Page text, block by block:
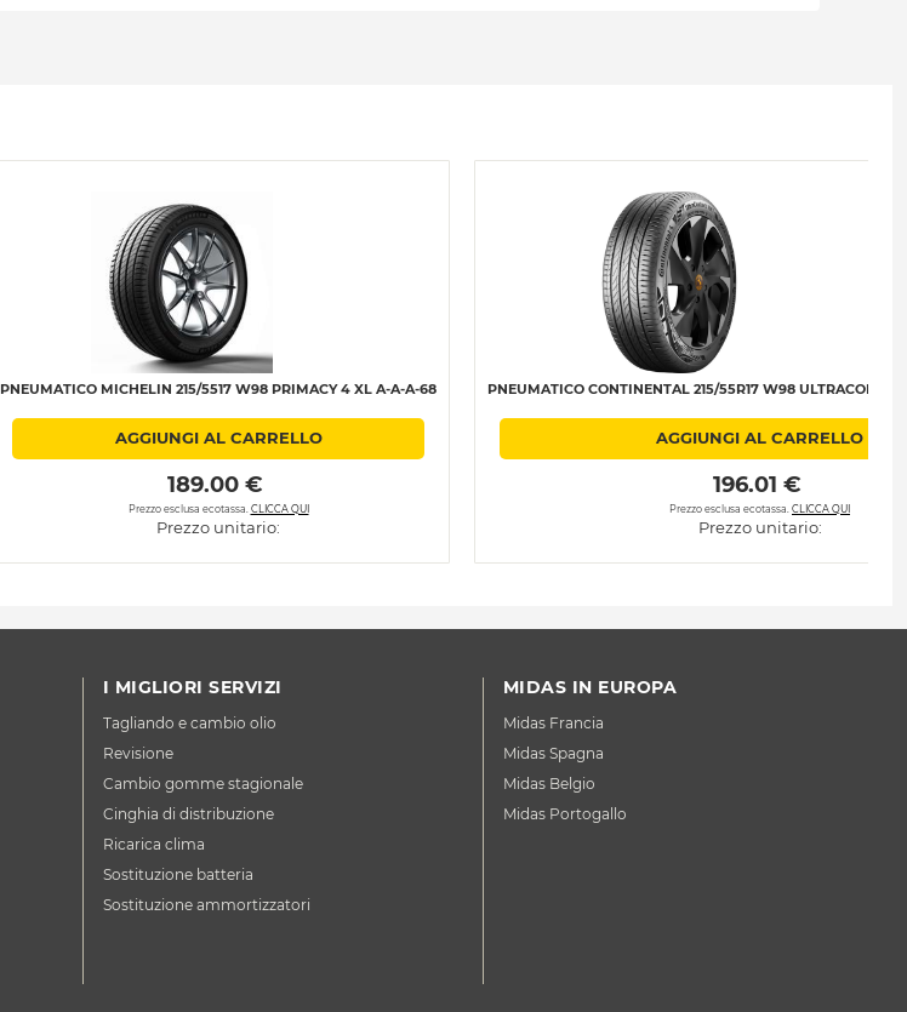
PNEUMATICO MICHELIN 215/5517 W98 PRIMACY 4 XL A-A-A-68
AGGIUNGI AL CARRELLO
189.00 €
Prezzo esclusa ecotassa. CLICCA QUI
Prezzo unitario:
PNEUMATICO CONTINENTAL 215/55R17 W98
AGGIUNGI AL CARRELLO
196.01 €
Prezzo esclusa ecotassa. CLICCA QUI
Prezzo unitario:
I MIGLIORI SERVIZI
Tagliando e cambio olio
Revisione
Cambio gomme stagionale
Cinghia di distribuzione
Ricarica clima
Sostituzione batteria
Sostituzione ammortizzatori
MIDAS IN EUROPA
Midas Francia
Midas Spagna
Midas Belgio
Midas Portogallo